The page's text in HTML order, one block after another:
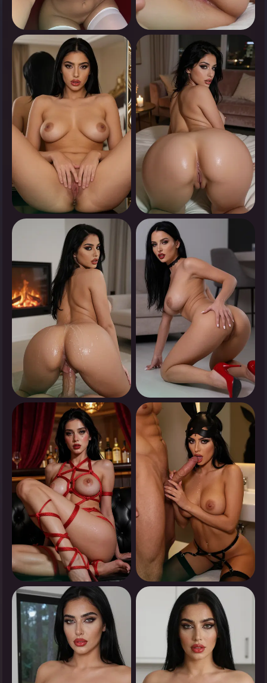
0
انقر لرؤية انقر لرؤية
0
انقر لرؤية
0
انقر لرؤية
0
انقر لرؤية
0
انقر لرؤية انقر لرؤية